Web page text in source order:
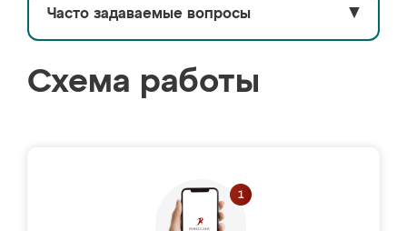
Часто задаваемые вопросы ▼
Схема работы